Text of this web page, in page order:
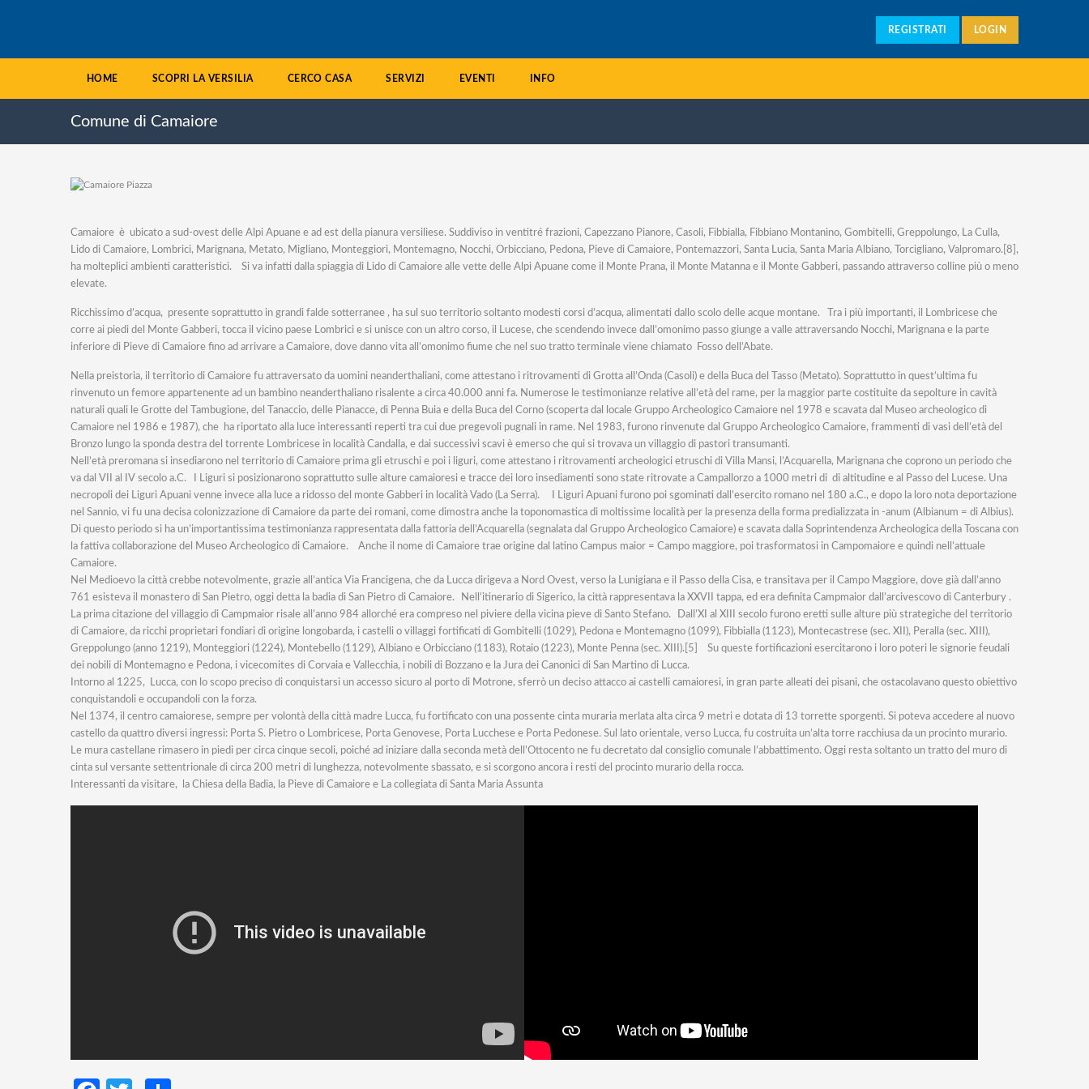
REGISTRATI LOGIN
HOME SCOPRI LA VERSILIA CERCO CASA SERVIZI EVENTI INFO
Comune di Camaiore
Camaiore è ubicato a sud-ovest delle Alpi Apuane e ad est della pianura versiliese. Suddiviso in ventitré frazioni, Capezzano Pianore, Casoli, Fibbialla, Fibbiano Montanino, Gombitelli, Greppolungo, La Culla,
Lido di Camaiore, Lombrici, Marignana, Metato, Migliano, Monteggiori, Montemagno, Nocchi, Orbicciano, Pedona, Pieve di Camaiore, Pontemazzori, Santa Lucia, Santa Maria Albiano, Torcigliano, Valpromaro.[8],
ha molteplici ambienti caratteristici. Si va infatti dalla spiaggia di Lido di Camaiore alle vette delle Alpi Apuane come il Monte Prana, il Monte Matanna e il Monte Gabberi, passando attraverso colline più o meno
elevate.
Ricchissimo d’acqua, presente soprattutto in grandi falde sotterranee , ha sul suo territorio soltanto modesti corsi d’acqua, alimentati dallo scolo delle acque montane. Tra i più importanti, il Lombricese che
corre ai piedi del Monte Gabberi, tocca il vicino paese Lombrici e si unisce con un altro corso, il Lucese, che scendendo invece dall’omonimo passo giunge a valle attraversando Nocchi, Marignana e la parte
inferiore di Pieve di Camaiore fino ad arrivare a Camaiore, dove danno vita all’omonimo fiume che nel suo tratto terminale viene chiamato Fosso dell’Abate.
Nella preistoria, il territorio di Camaiore fu attraversato da uomini neanderthaliani, come attestano i ritrovamenti di Grotta all’Onda (Casoli) e della Buca del Tasso (Metato). Soprattutto in quest’ultima fu
rinvenuto un femore appartenente ad un bambino neanderthaliano risalente a circa 40.000 anni fa. Numerose le testimonianze relative all’età del rame, per la maggior parte costituite da sepolture in cavità
naturali quali le Grotte del Tambugione, del Tanaccio, delle Pianacce, di Penna Buia e della Buca del Corno (scoperta dal locale Gruppo Archeologico Camaiore nel 1978 e scavata dal Museo archeologico di
Camaiore nel 1986 e 1987), che ha riportato alla luce interessanti reperti tra cui due pregevoli pugnali in rame. Nel 1983, furono rinvenute dal Gruppo Archeologico Camaiore, frammenti di vasi dell’età del
Bronzo lungo la sponda destra del torrente Lombricese in località Candalla, e dai successivi scavi è emerso che qui si trovava un villaggio di pastori transumanti.
Nell’età preromana si insediarono nel territorio di Camaiore prima gli etruschi e poi i liguri, come attestano i ritrovamenti archeologici etruschi di Villa Mansi, l’Acquarella, Marignana che coprono un periodo che
va dal VII al IV secolo a.C. I Liguri si posizionarono soprattutto sulle alture camaioresi e tracce dei loro insediamenti sono state ritrovate a Campallorzo a 1000 metri di di altitudine e al Passo del Lucese. Una
necropoli dei Liguri Apuani venne invece alla luce a ridosso del monte Gabberi in località Vado (La Serra). I Liguri Apuani furono poi sgominati dall’esercito romano nel 180 a.C., e dopo la loro nota deportazione
nel Sannio, vi fu una decisa colonizzazione di Camaiore da parte dei romani, come dimostra anche la toponomastica di moltissime località per la presenza della forma predializzata in -anum (Albianum = di Albius).
Di questo periodo si ha un’importantissima testimonianza rappresentata dalla fattoria dell’Acquarella (segnalata dal Gruppo Archeologico Camaiore) e scavata dalla Soprintendenza Archeologica della Toscana con
la fattiva collaborazione del Museo Archeologico di Camaiore. Anche il nome di Camaiore trae origine dal latino Campus maior = Campo maggiore, poi trasformatosi in Campomaiore e quindi nell’attuale
Camaiore.
Nel Medioevo la città crebbe notevolmente, grazie all’antica Via Francigena, che da Lucca dirigeva a Nord Ovest, verso la Lunigiana e il Passo della Cisa, e transitava per il Campo Maggiore, dove già dall’anno
761 esisteva il monastero di San Pietro, oggi detta la badia di San Pietro di Camaiore. Nell’itinerario di Sigerico, la città rappresentava la XXVII tappa, ed era definita Campmaior dall’arcivescovo di Canterbury .
La prima citazione del villaggio di Campmaior risale all’anno 984 allorché era compreso nel piviere della vicina pieve di Santo Stefano. Dall’XI al XIII secolo furono eretti sulle alture più strategiche del territorio
di Camaiore, da ricchi proprietari fondiari di origine longobarda, i castelli o villaggi fortificati di Gombitelli (1029), Pedona e Montemagno (1099), Fibbialla (1123), Montecastrese (sec. XII), Peralla (sec. XIII),
Greppolungo (anno 1219), Monteggiori (1224), Montebello (1129), Albiano e Orbicciano (1183), Rotaio (1223), Monte Penna (sec. XIII).[5] Su queste fortificazioni esercitarono i loro poteri le signorie feudali
dei nobili di Montemagno e Pedona, i vicecomites di Corvaia e Vallecchia, i nobili di Bozzano e la Jura dei Canonici di San Martino di Lucca.
Intorno al 1225, Lucca, con lo scopo preciso di conquistarsi un accesso sicuro al porto di Motrone, sferrò un deciso attacco ai castelli camaioresi, in gran parte alleati dei pisani, che ostacolavano questo obiettivo
conquistandoli e occupandoli con la forza.
Nel 1374, il centro camaiorese, sempre per volontà della città madre Lucca, fu fortificato con una possente cinta muraria merlata alta circa 9 metri e dotata di 13 torrette sporgenti. Si poteva accedere al nuovo
castello da quattro diversi ingressi: Porta S. Pietro o Lombricese, Porta Genovese, Porta Lucchese e Porta Pedonese. Sul lato orientale, verso Lucca, fu costruita un’alta torre racchiusa da un procinto murario.
Le mura castellane rimasero in piedi per circa cinque secoli, poiché ad iniziare dalla seconda metà dell’Ottocento ne fu decretato dal consiglio comunale l’abbattimento. Oggi resta soltanto un tratto del muro di
cinta sul versante settentrionale di circa 200 metri di lunghezza, notevolmente sbassato, e si scorgono ancora i resti del procinto murario della rocca.
Interessanti da visitare, la Chiesa della Badia, la Pieve di Camaiore e La collegiata di Santa Maria Assunta